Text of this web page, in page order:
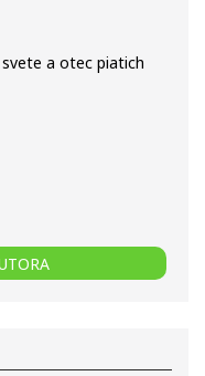
a otec piatich